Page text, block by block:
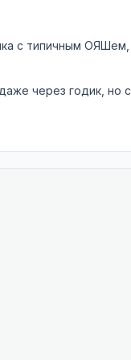
с типичным
через годик, но